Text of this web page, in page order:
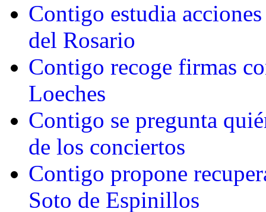
Contigo estudia
del Rosario
Contigo recoge firmas
Loeches
Contigo se pregunta
de los conciertos
Contigo propone
Soto de Espinillos